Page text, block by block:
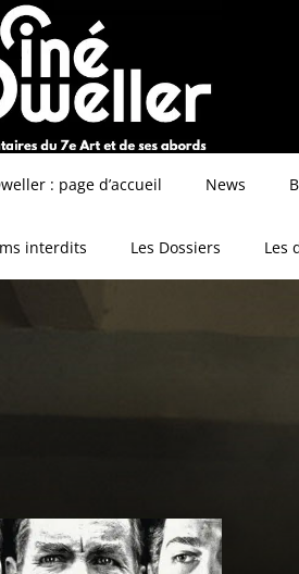
: page d’accueil News
interdits Les Dossiers Les